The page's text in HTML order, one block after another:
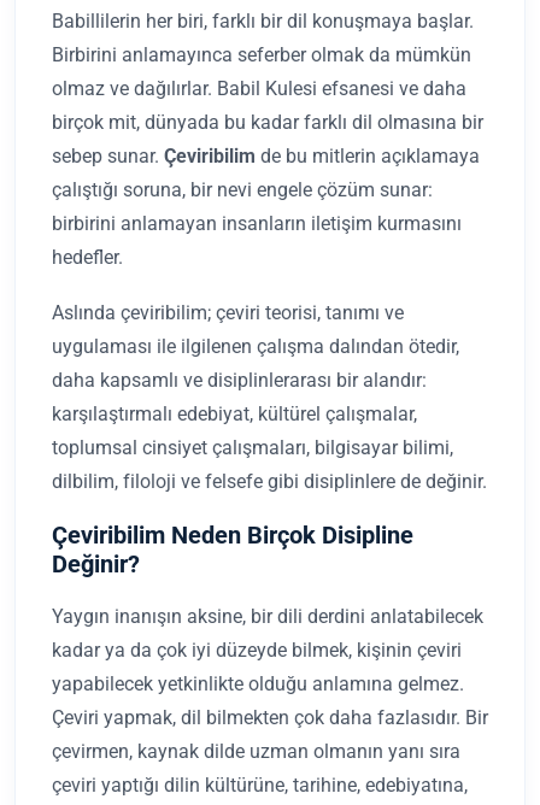
Babillilerin her biri, farklı bir dil konuşmaya başlar.
Birbirini anlamayınca seferber olmak da mümkün
olmaz ve dağılırlar. Babil Kulesi efsanesi ve daha
birçok mit, dünyada bu kadar farklı dil olmasına bir
sebep sunar. Çeviribilim de bu mitlerin açıklamaya
çalıştığı soruna, bir nevi engele çözüm sunar:
birbirini anlamayan insanların iletişim kurmasını
hedefler.
Aslında çeviribilim; çeviri teorisi, tanımı ve
uygulaması ile ilgilenen çalışma dalından ötedir,
daha kapsamlı ve disiplinlerarası bir alandır:
karşılaştırmalı edebiyat, kültürel çalışmalar,
toplumsal cinsiyet çalışmaları, bilgisayar bilimi,
dilbilim, filoloji ve felsefe gibi disiplinlere de değinir.
Çeviribilim Neden Birçok Disipline
Değinir?
Yaygın inanışın aksine, bir dili derdini anlatabilecek
kadar ya da çok iyi düzeyde bilmek, kişinin çeviri
yapabilecek yetkinlikte olduğu anlamına gelmez.
Çeviri yapmak, dil bilmekten çok daha fazlasıdır. Bir
çevirmen, kaynak dilde uzman olmanın yanı sıra
çeviri yaptığı dilin kültürüne, tarihine, edebiyatına,